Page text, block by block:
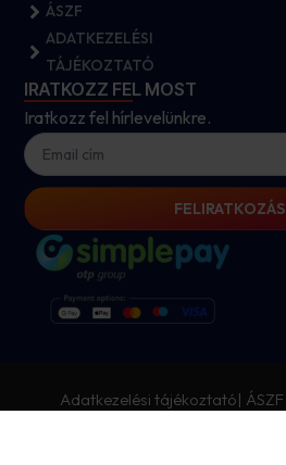
ÁSZF
ADATKEZELÉSI
TÁJÉKOZTATÓ
IRATKOZZ FEL MOST
Iratkozz fel hírlevelünkre.
FELIRATKOZÁS
Adatkezelési tájékoztató| ÁSZF